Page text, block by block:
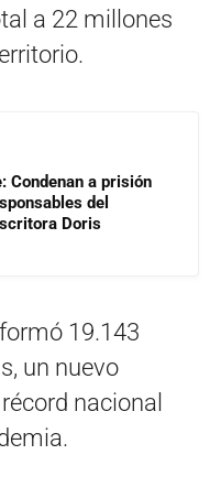
a 22 millones
Condenan a prisión
del
Doris
19.143
un nuevo
nacional